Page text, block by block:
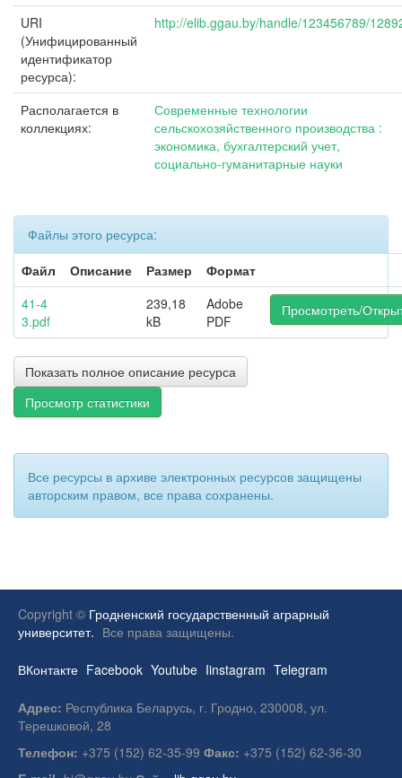
URI
(Унифицированный
идентификатор
ресурса):
http://elib.ggau.by/handle/123456789/
Располагается в
коллекциях:
Современные технологии
сельскохозяйственного производства :
экономика, бухгалтерский учет,
социально-гуманитарные науки
Файлы этого ресурса:
Файл
Описание Размер
Формат
41-4
3.pdf
239,18
kB
Adobe
PDF
Просмотреть/
Показать полное описание ресурса
Просмотр статистики
Все ресурсы в архиве электронных ресурсов защищены
авторским правом, все права сохранены.
Copyright © Гродненский государственный аграрный
университет. Все права защищены.
ВКонтакте Facebook Youtube Iinstagram Telegram
Адрес: Республика Беларусь, г. Гродно, 230008, ул.
Терешковой, 28
Телефон: +375 (152) 62-35-99 Факс: +375 (152) 62-36-30